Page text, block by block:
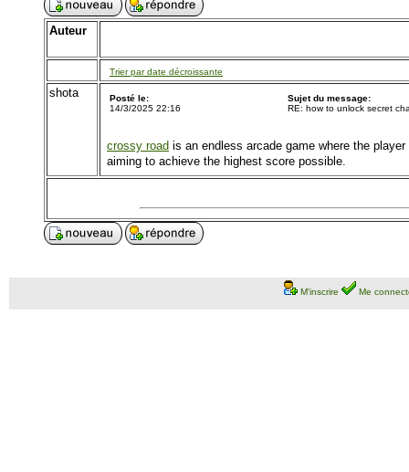
Auteur
Trier par date décroissante
shota
Posté le:
14/3/2025 22:16
Sujet du message:
RE: how to unlock secret
crossy road is an endless arcade game where the
aiming to achieve the highest score possible.
M'inscrire Me